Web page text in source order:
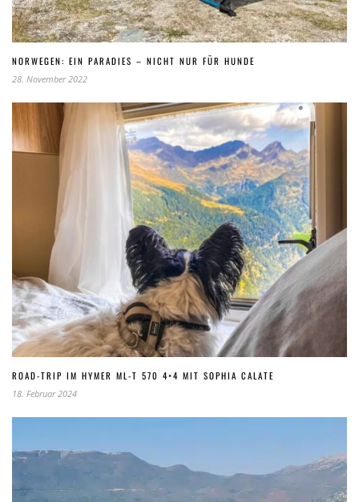
NORWEGEN: EIN PARADIES – NICHT NUR FÜR HUNDE
28. November 2022
ROAD-TRIP IM HYMER ML-T 570 4×4 MIT SOPHIA CALATE
18. Februar 2024